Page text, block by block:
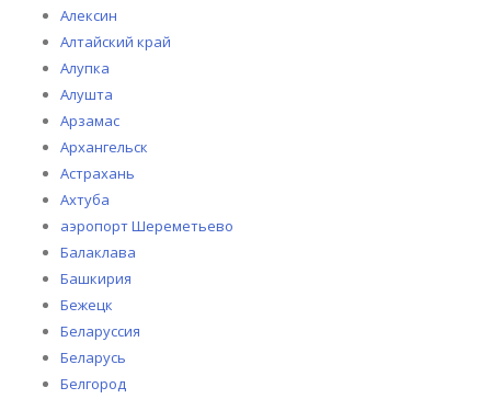
Алексин
Алтайский край
Алупка
Алушта
Арзамас
Архангельск
Астрахань
Ахтуба
аэропорт Шереметьево
Балаклава
Башкирия
Бежецк
Беларуссия
Беларусь
Белгород